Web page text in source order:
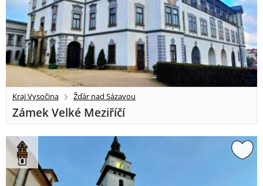
Kraj Vysočina Žďár nad Sázavou
Zámek Velké Meziříčí